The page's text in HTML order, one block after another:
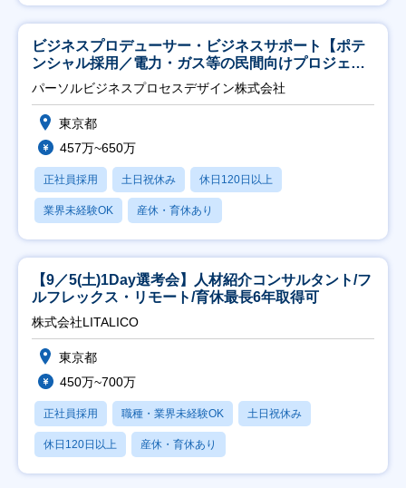
ビジネスプロデューサー・ビジネスサポート【ポテ
ンシャル採用／電力・ガス等の民間向けプロジェク
ト推進】
パーソルビジネスプロセスデザイン株式会社
東京都
457万~650万
正社員採用 土日祝休み 休日120日以上
業界未経験OK 産休・育休あり
【9／5(土)1Day選考会】人材紹介コンサルタント/フ
ルフレックス・リモート/育休最長6年取得可
株式会社LITALICO
東京都
450万~700万
正社員採用 職種・業界未経験OK 土日祝休み
休日120日以上 産休・育休あり